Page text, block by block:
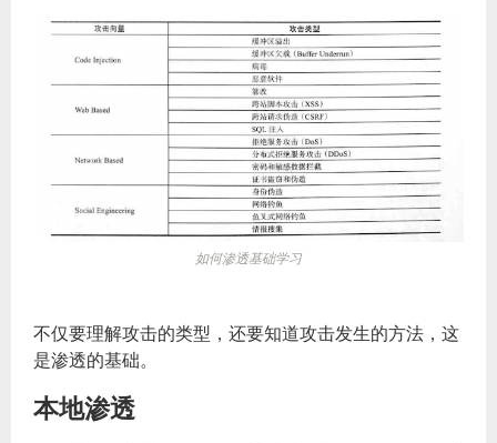
如何渗透基础学习
不仅要理解攻击的类型，还要知道攻击发生的方法，这
是渗透的基础。
本地渗透